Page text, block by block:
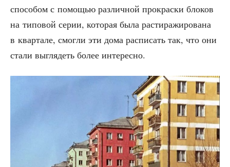
спо­со­бом с помо­щью раз­лич­ной про­крас­ки бло­ков
на типо­вой серии, кото­рая была рас­ти­ра­жи­ро­ва­на
в квар­та­ле, смог­ли эти дома рас­пи­сать так, что они
ста­ли выгля­деть более интересно.